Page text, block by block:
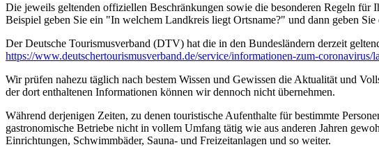
Die jeweils geltenden offiziellen Beschränkungen sowie die besonderen Regeln
Beispiel geben Sie ein "In welchem Landkreis liegt Ortsname?" und dann geben
Der Deutsche Tourismusverband (DTV) hat die in den Bundesländern derzeit
https://www.deutscher­tourismusverband.de/­service/­informationen-zum-coronavirus/­
Wir prüfen nahezu täglich nach bestem Wissen und Gewissen die Aktualität und
der dort enthaltenen Informationen können wir dennoch nicht übernehmen.
Während derjenigen Zeiten, zu denen touristische Aufenthalte für bestimmte
gastronomische Betriebe nicht in vollem Umfang tätig wie aus anderen Jahren
Einrichtungen, Schwimmbäder, Sauna- und Freizeitanlagen und so weiter.